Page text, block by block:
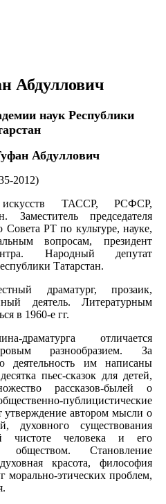
Абдуллович
наук Республики
Абдуллович
2012)
искусств ТАССР, РСФСР,
Заместитель председателя
Совета РТ по культуре, науке,
вопросам, президент
Народный депутат
Татарстан.
драматург, прозаик,
деятель. Литературным
в 1960-е гг.
драматурга отличается
разнообразием. За
деятельность им написаны
пьес-сказок для детей,
рассказов-былей о
публицистические
утверждение автором мысли о
духовного существования
чистоте человека и его
обществом. Становление
красота, философия
этических проблем,